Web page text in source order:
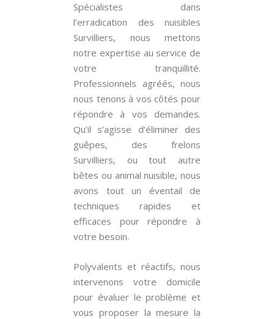
Spécialistes dans
l’erradication des nuisibles
Survilliers, nous mettons
notre expertise au service de
votre tranquillité.
Professionnels agréés, nous
nous tenons à vos côtés pour
répondre à vos demandes.
Qu’il s’agisse d’éliminer des
guêpes, des frelons
Survilliers, ou tout autre
bêtes ou animal nuisible, nous
avons tout un éventail de
techniques rapides et
efficaces pour répondre à
votre besoin.
Polyvalents et réactifs, nous
intervenons votre domicile
pour évaluer le problème et
vous proposer la mesure la